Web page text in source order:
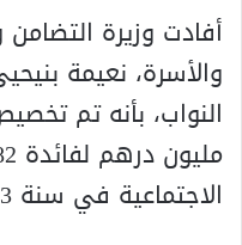
أفادت وزيرة التضامن
والأسرة، نعيمة
الاجتماعية في سنة 2023.